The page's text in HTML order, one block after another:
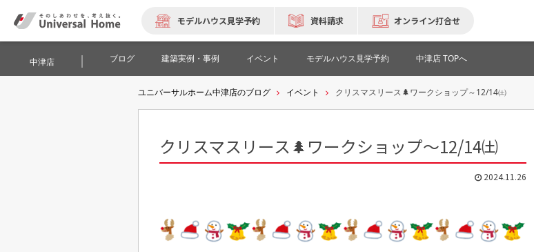
モデルハウス見学予約 資料請求 オンライン打合せ
中津店 ブログ 建築実例・事例 イベント モデルハウス見学予約 中津店 TOPへ
ユニバーサルホーム中津店のブログ イベント クリスマスリース🌲ワークショップ～12/14㈯
クリスマスリース🌲ワークショップ～12/14㈯
2024.11.26